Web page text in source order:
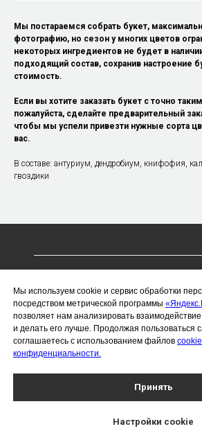
Мы постараемся собрать букет,
фотографию, но сезон у многих цветов
некоторых ингредиентов не будет в
подходящий состав, сохранив настроение
стоимость.
Если вы хотите заказать букет с точно
пожалуйста, сделайте предварительный
чтобы мы успели привезти нужные сорта
вас.
В составе: антуриум, дендробиум, книфофия,
гвоздики
Наши
ИП Чухлебов Сергей Алексеевич
ИНН 366221076703
ОГРНИП 323366800014019
Политика конфиденциальности
Работаем каждый день с 8:00 до
Доставляем цветы круглосуточно
+7 (910) 732-22-68 | i@viadeifiori.ru
Мы используем cookie и сервис обработки
посредством метрической программы
позволяет нам анализировать
и делать его лучше. Продолжая пользоваться
соглашаетесь с использованием файлов cookie
конфиденциальности.
Принять
Настройки сookie